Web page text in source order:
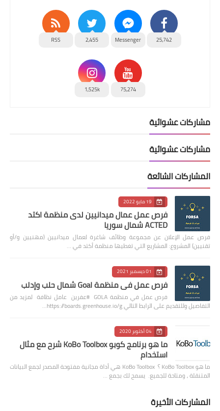
25,742
Messenger
2,455
RSS
75,274
1,525k
مشاركات عشوائية
مشاركات عشوائية
المشاركات الشائعة
19 مايو 2022
فرص عمل عمال ميدانيين لدى منظمة اكتد
ACTED شمال سوريا
فرص عمل الإعلان عن مجموعة وظائف شاغرة لعمال ميدانيين (مهنيين و/أو
تقنيين) المشروع: المشاريع التي تغطيها منظمة أكتد في …
01 ديسمبر 2021
فرص عمل في منظمة Goal شمال حلب وإدلب
فرص عمل في منظمة GOLA #عفرين عامل نظافة لمزيد من
التفاصيل وللتقديم على الرابط التالي https://boards.greenhouse.io/g…
04 أكتوبر 2020
ما هو برنامج كوبو KoBo Toolbox شرح مع مثال
استخدام
ما هو KoBo Toolbox ؟ KoBo Toolbox هي أداة مجانية مفتوحة المصدر لجمع البيانات
المتنقلة ، ومتاحة للجميع. يسمح لك بجمع …
المشاركات الأخيرة